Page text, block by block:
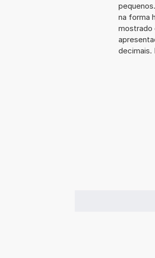
na forma
mostrado
decimais.